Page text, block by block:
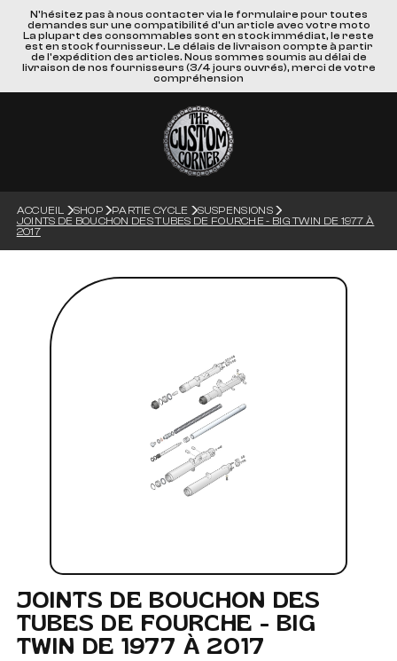
N'hésitez pas à nous contacter via le formulaire pour toutes
demandes sur une compatibilité d'un article avec votre moto
La plupart des consommables sont en stock immédiat, le reste
est en stock fournisseur. Le délais de livraison compte à partir
de l'expédition des articles. Nous sommes soumis au délai de
livraison de nos fournisseurs (3/4 jours ouvrés), merci de votre
compréhension
ACCUEIL SHOP PARTIE CYCLE
SUSPENSIONS
JOINTS DE BOUCHON DES TUBES DE FOURCHE - BIG TWIN DE 1977 À
2017
JOINTS DE BOUCHON DES
TUBES DE FOURCHE - BIG
TWIN DE 1977 À 2017